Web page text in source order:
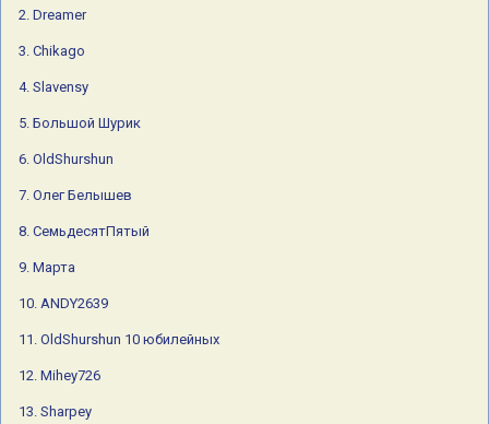
2. Dreamer
3. Chikago
4. Slavensy
5. Большой Шурик
6. OldShurshun
7. Олег Белышев
8. СемьдесятПятый
9. Марта
10. ANDY2639
11. OldShurshun 10 юбилейных
12. Mihey726
13. Sharpey